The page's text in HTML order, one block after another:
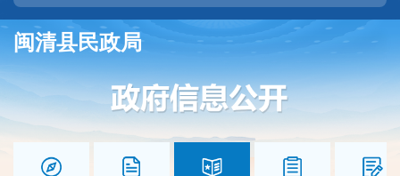
闽清县民政局